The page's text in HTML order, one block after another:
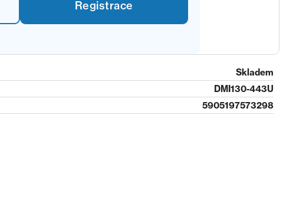
Registrace
Skladem
DMI130-443U
5905197573298